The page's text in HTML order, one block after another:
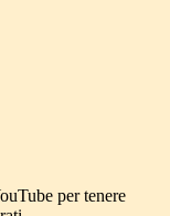
per tenere